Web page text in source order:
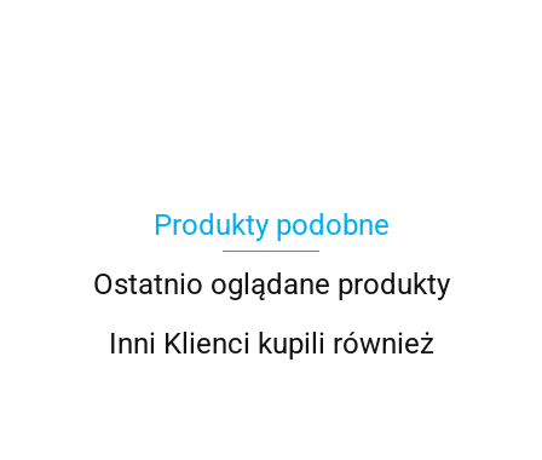
100%
Produkty podobne
Ostatnio oglądane produkty
Inni Klienci kupili również